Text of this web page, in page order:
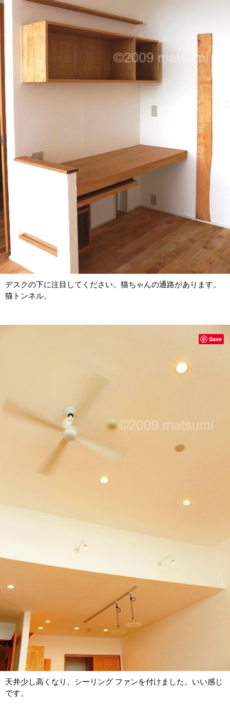
デスクの下に注目してください。猫ちゃんの通路があります。
猫トンネル。
天井少し高くなり、シーリング ファンを付けました。いい感じ
です。
Save